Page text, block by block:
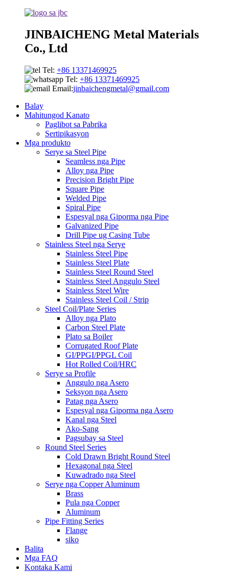
JINBAICHENG Metal Materials
Co., Ltd
Tel: +86 13371469925
Tel: +86 13371469925
Email:jinbaichengmetal@gmail.com
Balay
Mahitungod Kanato
Paglibot sa Pabrika
Sertipikasyon
Mga produkto
Serye sa Steel Pipe
Seamless nga Pipe
Alloy nga Pipe
Precision Bright Pipe
Square Pipe
Welded Pipe
Spiral Pipe
Espesyal nga Giporma nga Pipe
Galvanized Pipe
Drill Pipe ug Casing Tube
Stainless Steel nga Serye
Stainless Steel Pipe
Stainless Steel Plate
Stainless Steel Round Steel
Stainless Steel Anggulo Steel
Stainless Steel Wire
Stainless Steel Coil / Strip
Steel Coil/Plate Series
Alloy nga Plato
Carbon Steel Plate
Plato sa Boiler
Corrugated Roof Plate
GI/PPGI/PPGL Coil
Hot Rolled Coil/HRC
Serye sa Profile
Anggulo nga Asero
Seksyon nga Asero
Patag nga Asero
Espesyal nga Giporma nga Asero
Kanal nga Steel
Ako-Sang
Pagsubay sa Steel
Round Steel Series
Cold Drawn Bright Round Steel
Hexagonal nga Steel
Kuwadrado nga Steel
Serye nga Copper Aluminum
Brass
Pula nga Copper
Aluminum
Pipe Fitting Series
Flange
siko
Balita
Mga FAQ
Kontaka Kami